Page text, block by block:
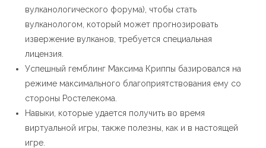
вулканологического форума), чтобы стать
вулканологом, который может прогнозировать
извержение вулканов, требуется специальная
лицензия.
Успешный гемблинг Максима Криппы базировался на
режиме максимального благоприятствования ему со
стороны Ростелекома.
Навыки, которые удается получить во время
виртуальной игры, также полезны, как и в настоящей
игре.